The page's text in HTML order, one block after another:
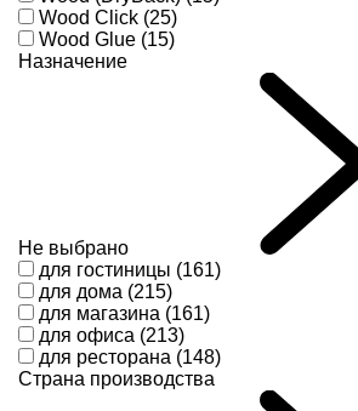
Wood Click (25)
Wood Glue (15)
Назначение
Не выбрано
для гостиницы (161)
для дома (215)
для магазина (161)
для офиса (213)
для ресторана (148)
Страна производства